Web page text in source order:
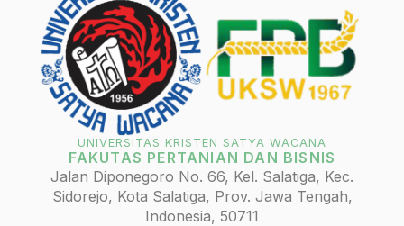
UNIVERSITAS KRISTEN SATYA WACANA
FAKUTAS PERTANIAN DAN BISNIS
Jalan Diponegoro No. 66, Kel. Salatiga, Kec.
Sidorejo, Kota Salatiga, Prov. Jawa Tengah,
Indonesia, 50711